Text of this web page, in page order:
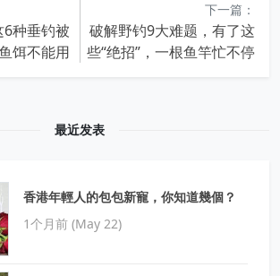
种垂钓被
饵不能用
下一篇：
破解野钓9大难题，有了这
些“绝招”，一根鱼竿忙不停
最近发表
香港年輕人的包包新寵，你知道幾個？
1个月前 (May 22)